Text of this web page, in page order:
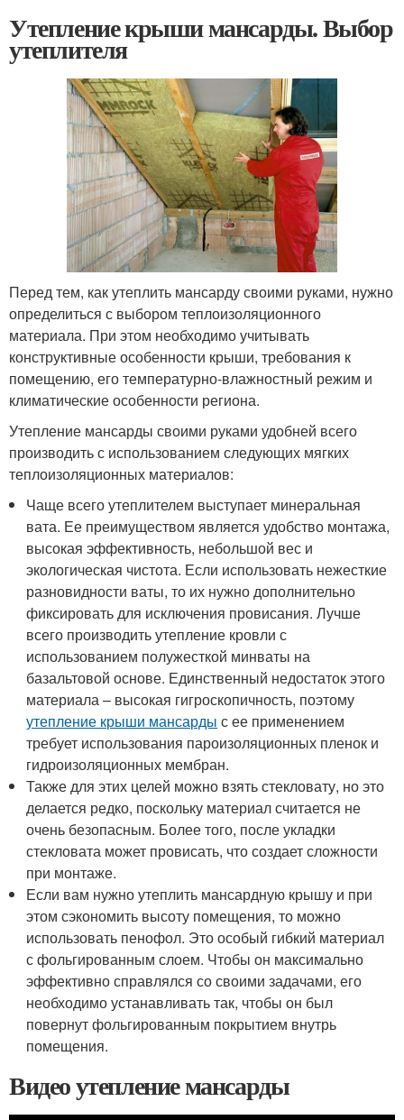
Утепление крыши мансарды. Выбор
утеплителя
Перед тем, как утеплить мансарду своими руками, нужно
определиться с выбором теплоизоляционного
материала. При этом необходимо учитывать
конструктивные особенности крыши, требования к
помещению, его температурно-влажностный режим и
климатические особенности региона.
Утепление мансарды своими руками удобней всего
производить с использованием следующих мягких
теплоизоляционных материалов:
Чаще всего утеплителем выступает минеральная
вата. Ее преимуществом является удобство монтажа,
высокая эффективность, небольшой вес и
экологическая чистота. Если использовать нежесткие
разновидности ваты, то их нужно дополнительно
фиксировать для исключения провисания. Лучше
всего производить утепление кровли с
использованием полужесткой минваты на
базальтовой основе. Единственный недостаток этого
материала – высокая гигроскопичность, поэтому
утепление крыши мансарды с ее применением
требует использования пароизоляционных пленок и
гидроизоляционных мембран.
Также для этих целей можно взять стекловату, но это
делается редко, поскольку материал считается не
очень безопасным. Более того, после укладки
стекловата может провисать, что создает сложности
при монтаже.
Если вам нужно утеплить мансардную крышу и при
этом сэкономить высоту помещения, то можно
использовать пенофол. Это особый гибкий материал
с фольгированным слоем. Чтобы он максимально
эффективно справлялся со своими задачами, его
необходимо устанавливать так, чтобы он был
повернут фольгированным покрытием внутрь
помещения.
Видео утепление мансарды